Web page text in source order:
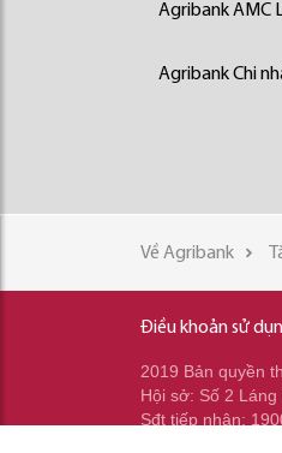
Agribank AMC
Agribank Chi
Về Agribank
Điều khoản sử
2019 Bản quyền
Hội sở: Số 2
Sđt tiếp nhận: